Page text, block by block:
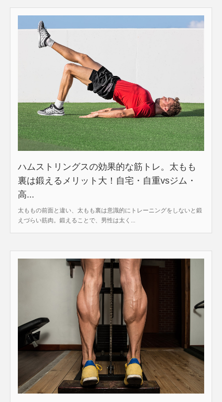
ハムストリングスの効果的な筋トレ。太もも
裏は鍛えるメリット大！自宅・自重vsジム・
高...
太ももの前面と違い、太もも裏は意識的にトレーニングをしないと鍛
えづらい筋肉。鍛えることで、男性は太く...